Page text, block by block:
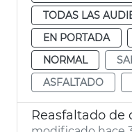
TODAS LAS
EN PORTADA
NORMAL
ASFALTADO
Reasfaltado de